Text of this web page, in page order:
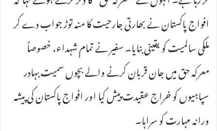
افواج پاکستان نے بھارتی جارحیت کا منہ توڑ جواب دے کر
ملکی سالمیت کو یقینی بنایا۔ سفیر نے تمام شہداء، خصوصاً
معرکہ حق میں جان قربان کرنے والے بچوں سمیت بہادر
سپاہیوں کو خراج عقیدت پیش کیا اور افواج پاکستان کی پیشہ
ورانہ مہارت کو سراہا۔